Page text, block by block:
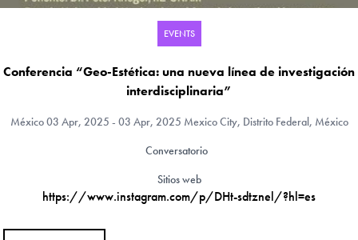
EVENTS
Conferencia “Geo-Estética: una nueva línea de investigación
interdisciplinaria”
México03 Apr, 2025 - 03 Apr, 2025 Mexico City, Distrito Federal, México
Conversatorio
Sitios web
https://www.instagram.com/p/DHt-sdtznel/?hl=es